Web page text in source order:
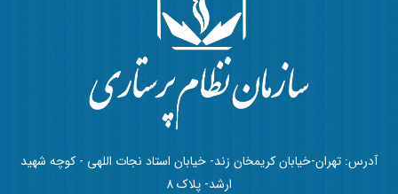
آدرس: تهران-خیابان کریمخان زند- خیابان استاد نجات اللهی - کوچه شهید
ارشد- پلاک 8